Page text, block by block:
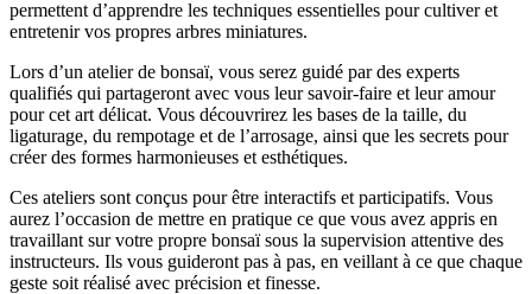
permettent d’apprendre les techniques essentielles pour cultiver et
entretenir vos propres arbres miniatures.
Lors d’un atelier de bonsaï, vous serez guidé par des experts
qualifiés qui partageront avec vous leur savoir-faire et leur amour
pour cet art délicat. Vous découvrirez les bases de la taille, du
ligaturage, du rempotage et de l’arrosage, ainsi que les secrets pour
créer des formes harmonieuses et esthétiques.
Ces ateliers sont conçus pour être interactifs et participatifs. Vous
aurez l’occasion de mettre en pratique ce que vous avez appris en
travaillant sur votre propre bonsaï sous la supervision attentive des
instructeurs. Ils vous guideront pas à pas, en veillant à ce que chaque
geste soit réalisé avec précision et finesse.